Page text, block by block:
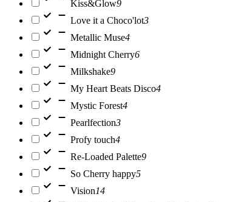
Kiss&Glow9
Love it a Choco'lot3
Metallic Muse4
Midnight Cherry6
Milkshake9
My Heart Beats Disco4
Mystic Forest4
Pearlfection3
Profy touch4
Re-Loaded Palette9
So Cherry happy5
Vision14